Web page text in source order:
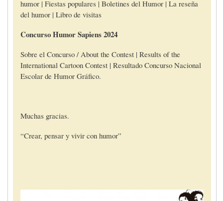
humor | Fiestas populares | Boletines del Humor | La reseña
del humor | Libro de visitas
Concurso Humor Sapiens 2024
Sobre el Concurso / About the Contest | Results of the
International Cartoon Contest | Resultado Concurso Nacional
Escolar de Humor Gráfico.
Muchas gracias.
“Crear, pensar y vivir con humor”